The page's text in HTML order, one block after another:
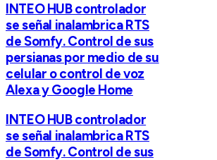
INTEO HUB controlador
se señal inalambrica RTS
de Somfy. Control de sus
persianas por medio de su
celular o control de voz
Alexa y Google Home
INTEO HUB controlador
se señal inalambrica RTS
de Somfy. Control de sus